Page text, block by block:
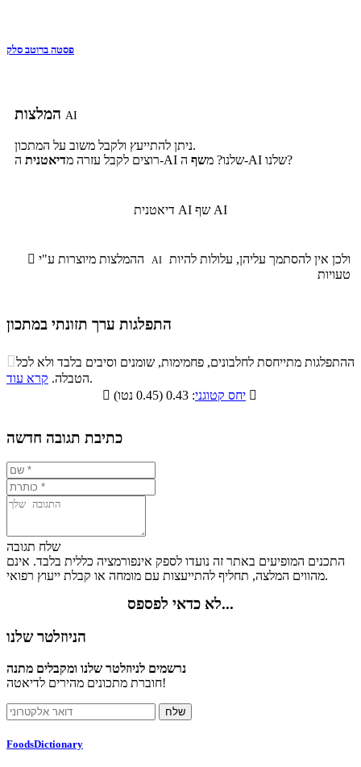
פסטה ברוטב סלק
AI
ניתן להתייעץ ולקבל משוב על המתכון.
רוצים לקבל עזרה מדיאטנית ה-AI שלנו? משף ה-AI שלנו?
דיאטנית AI שף AI
 AI
טעויות
התפלגות ערך תזונתי במתכון
התפלגות ערך תזונתי במתכון
סיבים
תזונתיים
שומנים חלבונים
53.3% 14.7%
ההתפלגות מתייחסת לחלבונים, פחמימות, שומנים וסיבים בלבד ולא לכל
הטבלה. קרא עוד
.

יחס קטוגני 
כתיבת תגובה חדשה
שלח תגובה
התכנים המופיעים באתר זה נועדו לספק אינפורמציה כללית בלבד. אינם
מהווים המלצה, תחליף להתייעצות עם מומחה או קבלת ייעוץ רפואי.
לא כדאי לפספס...
הניוזלטר שלנו
נרשמים לניוזלטר שלנו ומקבלים מתנה
חוברת מתכונים מהירים לדיאטה!
FoodsDictionary